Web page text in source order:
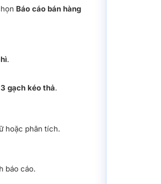
Báo cáo bán hàng
.
3 gạch kéo thả.
hoặc phân tích.
báo cáo.